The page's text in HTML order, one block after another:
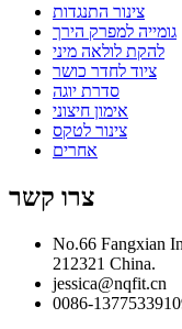
צינור התנגדות
גומייה למפרק הירך
להקת לולאה מיני
ציוד לחדר כושר
סדרת יוגה
אימון חיצוני
צינור לטקס
אחרים
צרו קשר
No.66 Fangxian
212321 China.
jessica@nqfit.cn
0086-